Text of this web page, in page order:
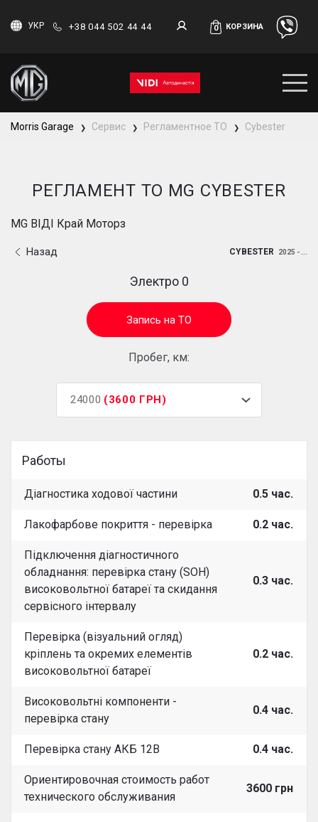
УКР +38 044 502 44 44 0 КОРЗИНА
Morris Garage ❯ Сервис ❯ Регламентное ТО ❯ Cybester
РЕГЛАМЕНТ ТО MG CYBESTER
MG ВІДІ Край Моторз
Назад CYBESTER 2025 - ...
Электро 0
Запись на ТО
Пробег, км:
24000 3600 ГРН
Работы
Діагностика ходової частини 0.5 час.
Лакофарбове покриття - перевірка 0.2 час.
Підключення діагностичного
обладнання: перевірка стану (SOH)
високовольтної батареї та скидання
сервісного інтервалу
0.3 час.
Перевірка (візуальний огляд)
кріплень та окремих елементів
високовольтної батареї
0.2 час.
Високовольтні компоненти -
перевірка стану
0.4 час.
Перевірка стану АКБ 12В 0.4 час.
Ориентировочная стоимость работ
технического обслуживания
3600 грн